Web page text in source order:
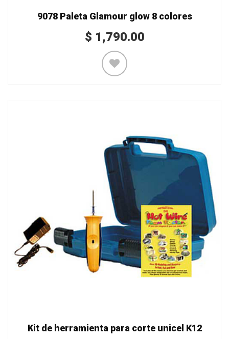
9078 Paleta Glamour glow 8 colores
$ 1,790.00
Kit de herramienta para corte unicel K12